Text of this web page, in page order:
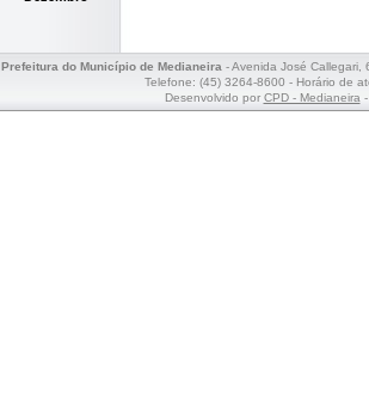
Prefeitura do Município de Medianeira- Avenida José Callegari,
Telefone: (45) 3264-8600 - Horário de
Desenvolvido por CPD - Medianeira-